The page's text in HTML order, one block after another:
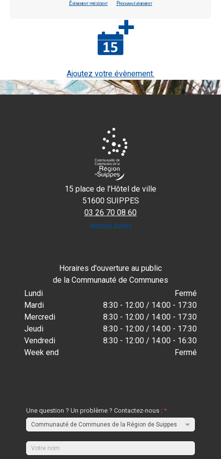
Évènement précédent Prochain évènement
Ajoutez votre évènement.
15 place de l'Hôtel de ville
51600 SUIPPES
03 26 70 08 60
Mentions légales
Horaires d'ouverture au public
de la Communauté de Communes
Lundi
Fermé
Mardi
8:30 - 12:00 / 14:00 - 17:30
Mercredi
8:30 - 12:00 / 14:00 - 17:30
Jeudi
8:30 - 12:00 / 14:00 - 17:30
Vendredi
8:30 - 12:00 / 14:00 - 16:30
Week end
Fermé
Une question ? Un problème ? Contactez-nous :*